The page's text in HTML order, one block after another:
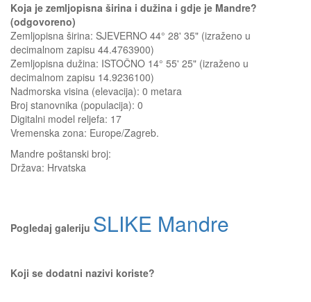
Koja je zemljopisna širina i dužina i gdje je Mandre?
(odgovoreno)
Zemljopisna širina: SJEVERNO 44° 28' 35" (izraženo u
decimalnom zapisu 44.4763900)
Zemljopisna dužina: ISTOČNO 14° 55' 25" (izraženo u
decimalnom zapisu 14.9236100)
Nadmorska visina (elevacija): 0 metara
Broj stanovnika (populacija): 0
Digitalni model reljefa: 17
Vremenska zona: Europe/Zagreb.
Mandre poštanski broj:
Država: Hrvatska
Pogledaj galeriju SLIKE Mandre
Koji se dodatni nazivi koriste?